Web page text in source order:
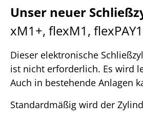
Unser neuer
xM1+, flexM1,
Dieser elektronische
ist nicht erforderlich. Es wird
Auch in bestehende Anlagen
Standardmäßig wird der